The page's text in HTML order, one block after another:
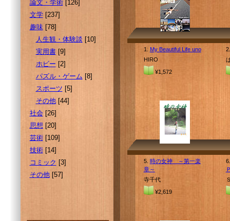
論文・学術[126]
文学[237]
趣味[78]
人生観・体験談 [10]
実用書[9]
ホビー [2]
パズル・ゲーム [8]
スポーツ [5]
その他[44]
社会[26]
思想 [20]
芸術[109]
技術[14]
コミック [3]
その他[57]
1. My Beautiful Life uno
HIRO
¥1,572
5. 時の女神 ～第一楽
章～
寺千代
¥2,619